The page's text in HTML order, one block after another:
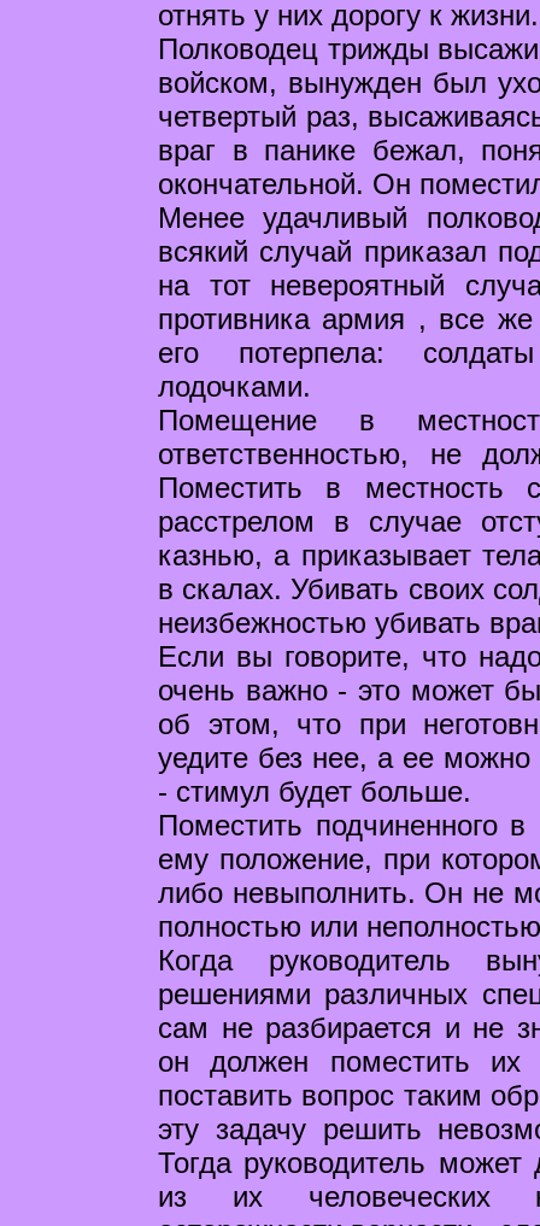
отнять у них дорогу к
Полководец трижды
войском, вынужден был
четвертый раз,
враг в панике бежал,
окончательной. Он
Менее удачливый
всякий случай приказал
на тот невероятный
противника армия , все
его потерпела: солдаты
лодочками.
Помещение в
ответственностью, не
Поместить в местность
расстрелом в случае
казнью, а приказывает
в скалах. Убивать своих
неизбежностью убивать
Если вы говорите, что
очень важно - это может
об этом, что при
уедите без нее, а ее
- стимул будет больше.
Поместить подчиненного
ему положение, при
либо невыполнить. Он не
полностью или
Когда руководитель
решениями различных
сам не разбирается и не
он должен поместить их
поставить вопрос таким
эту задачу решить
Тогда руководитель
из их человеческих